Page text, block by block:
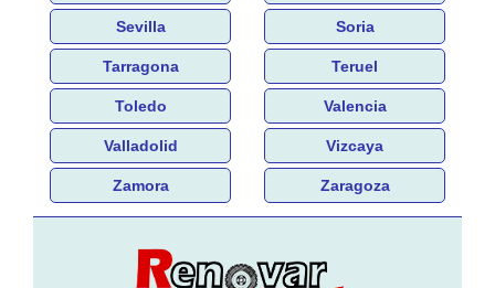
Sevilla Soria
Tarragona Teruel
Toledo Valencia
Valladolid Vizcaya
Zamora Zaragoza